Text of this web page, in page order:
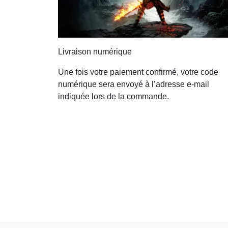
Livraison numérique
Une fois votre paiement confirmé, votre code
numérique sera envoyé à l’adresse e-mail
indiquée lors de la commande.